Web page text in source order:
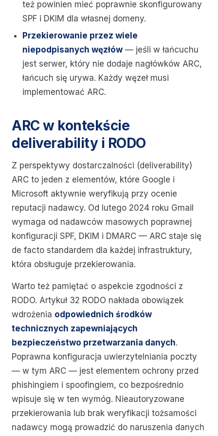
też powinien mieć poprawnie skonfigurowany
SPF i DKIM dla własnej domeny.
Przekierowanie przez wiele
niepodpisanych węzłów — jeśli w łańcuchu
jest serwer, który nie dodaje nagłówków ARC,
łańcuch się urywa. Każdy węzeł musi
implementować ARC.
ARC w kontekście
deliverability i RODO
Z perspektywy dostarczalności (deliverability)
ARC to jeden z elementów, które Google i
Microsoft aktywnie weryfikują przy ocenie
reputacji nadawcy. Od lutego 2024 roku Gmail
wymaga od nadawców masowych poprawnej
konfiguracji SPF, DKIM i DMARC — ARC staje się
de facto standardem dla każdej infrastruktury,
która obsługuje przekierowania.
Warto też pamiętać o aspekcie zgodności z
RODO. Artykuł 32 RODO nakłada obowiązek
wdrożenia odpowiednich środków
technicznych zapewniających
bezpieczeństwo przetwarzania danych.
Poprawna konfiguracja uwierzytelniania poczty
— w tym ARC — jest elementem ochrony przed
phishingiem i spoofingiem, co bezpośrednio
wpisuje się w ten wymóg. Nieautoryzowane
przekierowania lub brak weryfikacji tożsamości
nadawcy mogą prowadzić do naruszenia danych